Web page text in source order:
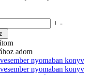
+ -
adom